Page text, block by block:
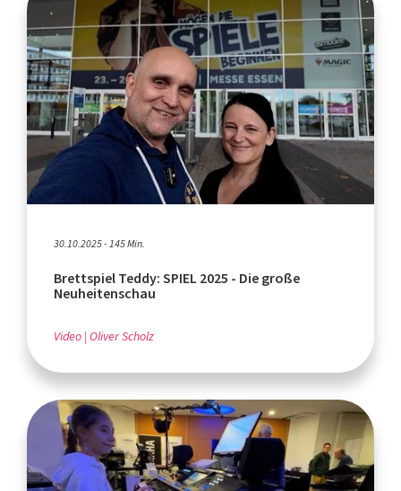
30.10.2025 - 145 Min.
Brettspiel Teddy: SPIEL 2025 - Die große
Neuheitenschau
Video Oliver Scholz